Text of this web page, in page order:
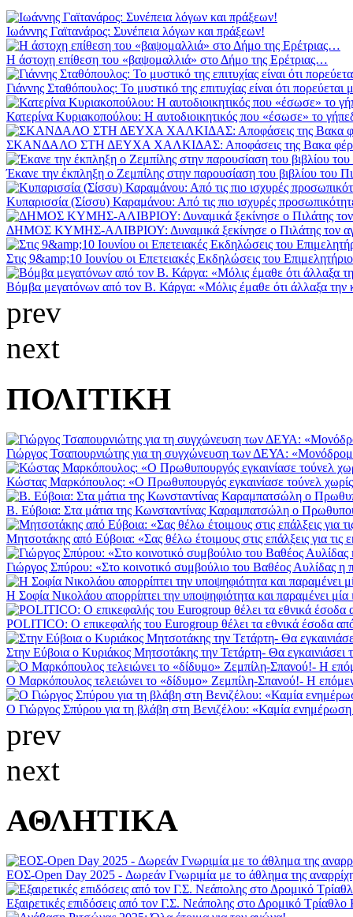
Ιωάννης Γαϊτανάρος: Συνέπεια λόγων και πράξεων!
Η άστοχη επίθεση του «βαψομαλλιά» στο Δήμο της Ερέτριας…
Γιάννης Σταθόπουλος: Το μυστικό της επιτυχίας είναι ότι πορεύεται
Κατερίνα Κυριακοπούλου: Η αυτοδιοικητικός που «έσωσε» το
ΣΚΑΝΔΑΛΟ ΣΤΗ ΔΕΥΧΑ ΧΑΛΚΙΔΑΣ: Αποφάσεις της Βακα
Έκανε την έκπληξη ο Ζεμπίλης στην παρουσίαση του βιβλίου του
Κυπαρισσία (Σίσσυ) Καραμάνου: Από τις πιο ισχυρές
ΔΗΜΟΣ ΚΥΜΗΣ-ΑΛΙΒΡΙΟΥ: Δυναμικά ξεκίνησε ο Πιλάτης τον
Στις 9&amp;10 Ιουνίου οι Επετειακές Εκδηλώσεις του
Βόμβα μεγατόνων από τον Β. Κάργα: «Μόλις έμαθε ότι άλλαξα
prev
next
ΠΟΛΙΤΙΚΗ
Γιώργος Τσαπουρνιώτης για τη συγχώνευση των ΔΕΥΑ:
Κώστας Μαρκόπουλος: «Ο Πρωθυπουργός εγκαινίασε τούνελ χωρίς
Β. Εύβοια: Στα μάτια της Κωνσταντίνας Καραμπατσώλη ο
Μητσοτάκης από Εύβοια: «Σας θέλω έτοιμους στις επάλξεις για τις
Γιώργος Σπύρου: «Στο κοινοτικό συμβούλιο του Βαθέος Αυλίδας
Η Σοφία Νικολάου απορρίπτει την υποψηφιότητα και παραμένει
POLITICO: Ο επικεφαλής του Eurogroup θέλει τα εθνικά έσοδα
Στην Εύβοια ο Κυριάκος Μητσοτάκης την Τετάρτη- Θα εγκαινιάσει
Ο Μαρκόπουλος τελειώνει το «δίδυμο» Ζεμπίλη-Σπανού!- Η
Ο Γιώργος Σπύρου για τη βλάβη στη Βενιζέλου: «Καμία
prev
next
ΑΘΛΗΤΙΚΑ
ΕΟΣ-Open Day 2025 - Δωρεάν Γνωριμία με το άθλημα της
Εξαιρετικές επιδόσεις από τον Γ.Σ. Νεάπολης στο Δρομικό